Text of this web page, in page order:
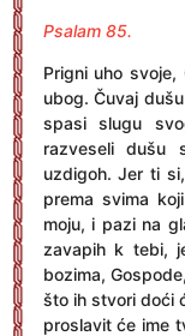
Psalam 85.
Prigni uho
ubog. Čuvaj
spasi slugu
razveseli
uzdigoh. Jer ti
prema svima
moju, i pazi na
zavapih k tebi,
bozima,
što ih stvori doći
proslavit će ime